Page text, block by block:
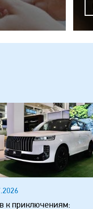
к приключениям: